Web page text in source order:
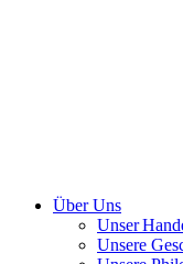
Über Uns
Unser
Unsere